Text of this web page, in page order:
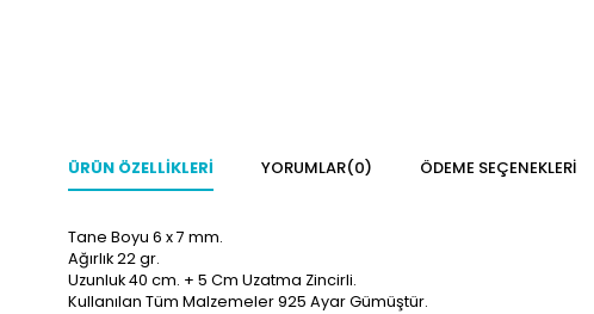
ÜRÜN ÖZELLIKLERI YORUMLAR(0) ÖDEME SEÇENEKLERI
Tane Boyu 6 x 7 mm.
Ağırlık 22 gr.
Uzunluk 40 cm. + 5 Cm Uzatma Zincirli.
Kullanılan Tüm Malzemeler 925 Ayar Gümüştür.